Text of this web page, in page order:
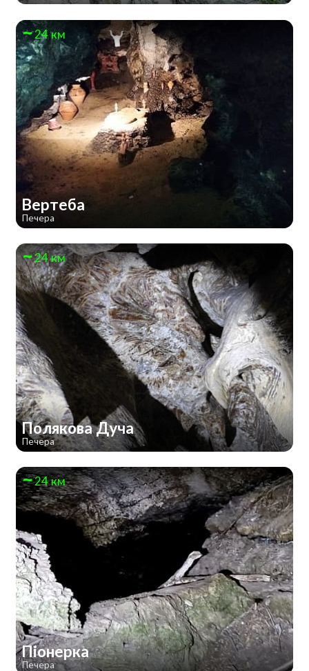
24 км
Вертеба
Печера
24 км
Полякова Дуча
Печера
24 км
Піонерка
Печера